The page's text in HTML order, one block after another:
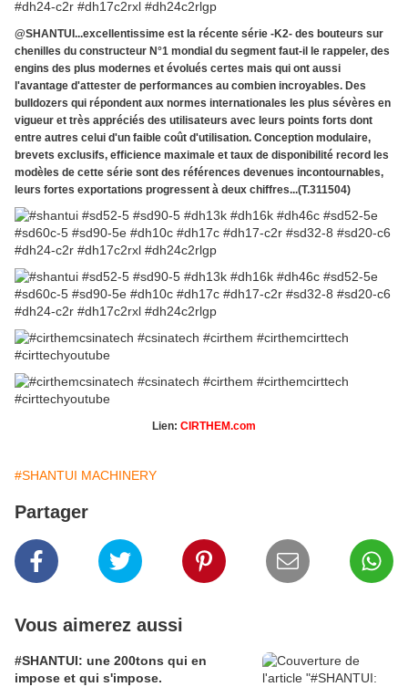
@SHANTUI...excellentissime est la récente série -K2- des bouteurs sur
chenilles du constructeur N°1 mondial du segment faut-il le rappeler, des
engins des plus modernes et évolués certes mais qui ont aussi
l'avantage d'attester de performances au combien incroyables. Des
bulldozers qui répondent aux normes internationales les plus sévères en
vigueur et très appréciés des utilisateurs avec leurs points forts dont
entre autres celui d'un faible coût d'utilisation. Conception modulaire,
brevets exclusifs, efficience maximale et taux de disponibilité record les
modèles de cette série sont des références devenues incontournables,
leurs fortes exportations progressent à deux chiffres...(T.311504)
Lien: CIRTHEM.com
#SHANTUI MACHINERY
Partager
Vous aimerez aussi
#SHANTUI: une 200tons qui en
impose et qui s'impose.